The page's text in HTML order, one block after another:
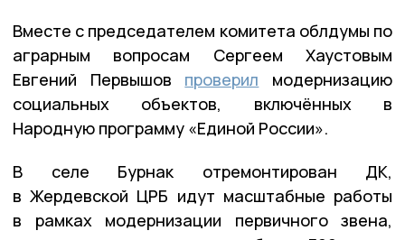
Вместе с председателем комитета облдумы по
аграрным вопросам Сергеем Хаустовым
Евгений Первышов проверил модернизацию
социальных объектов, включённых в
Народную программу «Единой России».
В селе Бурнак отремонтирован ДК,
в Жердевской ЦРБ идут масштабные работы
в рамках модернизации первичного звена,